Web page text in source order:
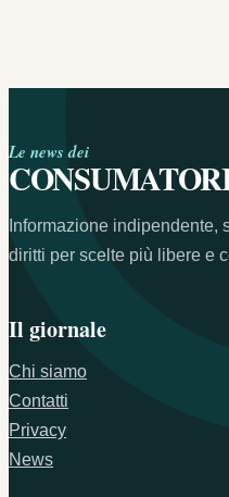
Le news dei
Informazione indipendente,
diritti per scelte più libere e
Il giornale
Chi siamo
Contatti
Privacy
News